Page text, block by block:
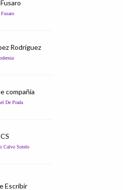
Rodríguez
compañía
De Prada
Calvo Sotelo
Escribir